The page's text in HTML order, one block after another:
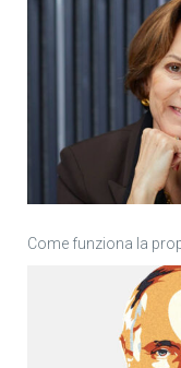
Come funziona la